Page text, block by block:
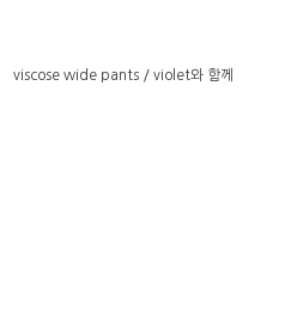
viscose wide pants / violet와 함께